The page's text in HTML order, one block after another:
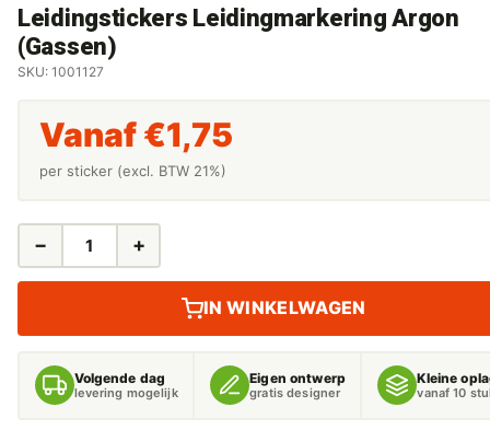
Leidingstickers Leidingmarkering Argon
(Gassen)
SKU: 1001127
Vanaf €1,75
per sticker (excl. BTW 21%)
LEIDINGSTICKERS
− +
IN WINKELWAGEN
Volgende dag
levering mogelijk
Eigen ontwerp
gratis designer
Kleine
vanaf 10